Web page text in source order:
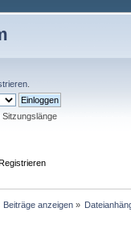
Sitzungslänge
Beiträge anzeigen»